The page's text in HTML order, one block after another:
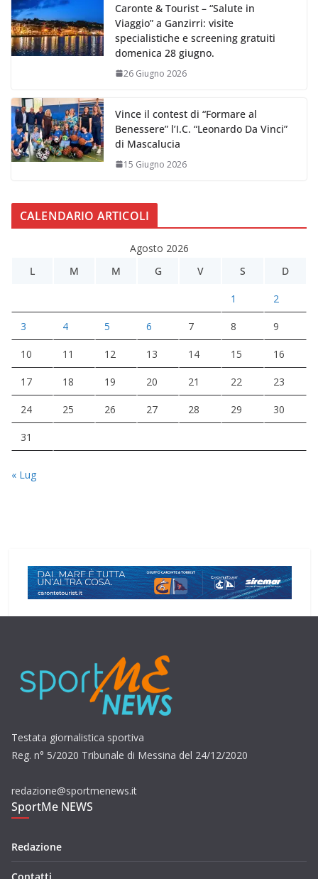
Caronte & Tourist – “Salute in
Viaggio” a Ganzirri: visite
specialistiche e screening gratuiti
domenica 28 giugno.
26 Giugno 2026
Vince il contest di “Formare al
Benessere” l’I.C. “Leonardo Da Vinci”
di Mascalucia
15 Giugno 2026
CALENDARIO ARTICOLI
Agosto 2026
L
M M G V S D
1 2
3 4 5 6 7 8 9
10 11 12 13 14 15 16
17 18 19 20 21 22 23
24 25 26 27 28 29 30
31
« Lug
Testata giornalistica sportiva
Reg. n° 5/2020 Tribunale di Messina del 24/12/2020
redazione@sportmenews.it
SportMe NEWS
Redazione